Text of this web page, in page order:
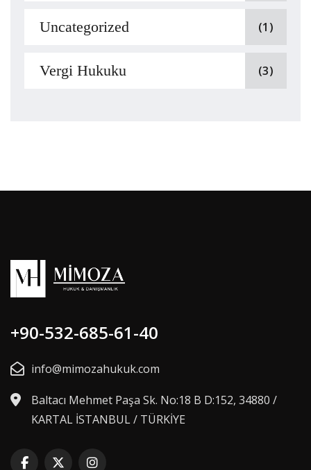
Uncategorized (1)
Vergi Hukuku (3)
+90-532-685-61-40
info@mimozahukuk.com
Baltacı Mehmet Paşa Sk. No:18 B D:152, 34880 /
KARTAL İSTANBUL / TÜRKİYE